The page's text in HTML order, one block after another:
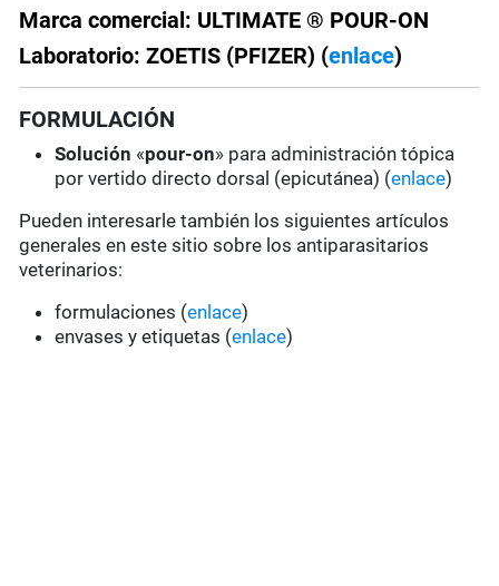
Marca comercial: ULTIMATE ® POUR-ON
Laboratorio: ZOETIS (PFIZER) (enlace)
FORMULACIÓN
Solución «pour-on» para administración tópica
por vertido directo dorsal (epicutánea) (enlace)
Pueden interesarle también los siguientes artículos
generales en este sitio sobre los antiparasitarios
veterinarios:
formulaciones (enlace)
envases y etiquetas (enlace)